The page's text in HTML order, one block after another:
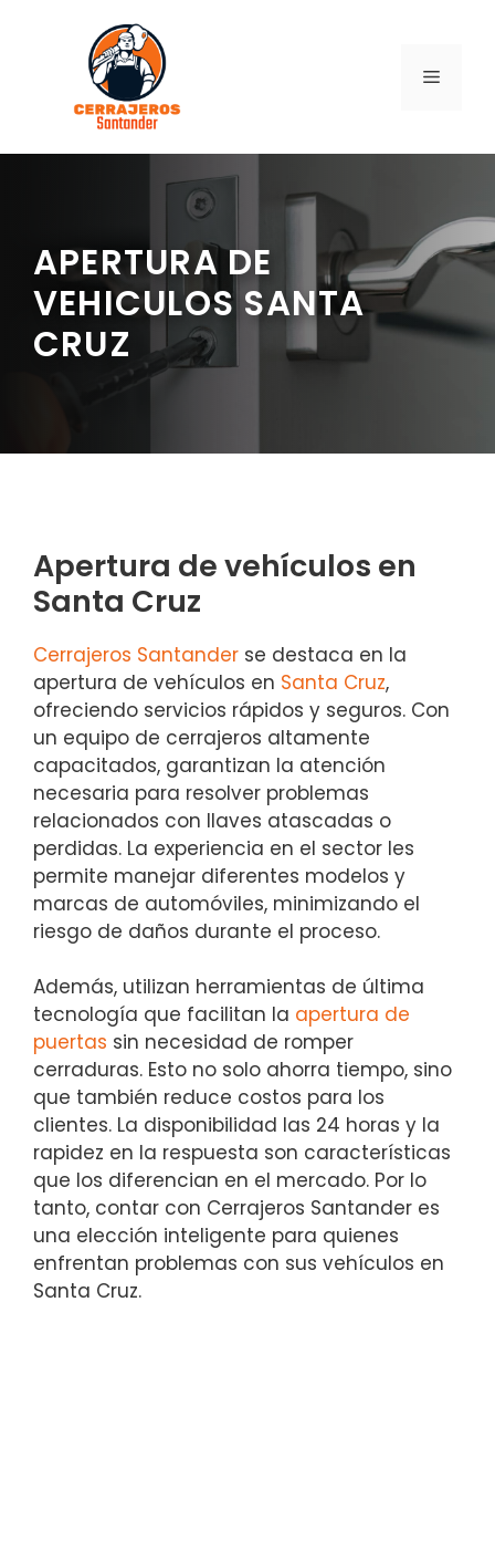
contenido
MENÚ
APERTURA DE
VEHICULOS SANTA
CRUZ
Apertura de vehículos en
Santa Cruz
Cerrajeros Santander se destaca en la
apertura de vehículos en Santa Cruz,
ofreciendo servicios rápidos y seguros. Con
un equipo de cerrajeros altamente
capacitados, garantizan la atención
necesaria para resolver problemas
relacionados con llaves atascadas o
perdidas. La experiencia en el sector les
permite manejar diferentes modelos y
marcas de automóviles, minimizando el
riesgo de daños durante el proceso.
Además, utilizan herramientas de última
tecnología que facilitan la apertura de
puertas sin necesidad de romper
cerraduras. Esto no solo ahorra tiempo, sino
que también reduce costos para los
clientes. La disponibilidad las 24 horas y la
rapidez en la respuesta son características
que los diferencian en el mercado. Por lo
tanto, contar con Cerrajeros Santander es
una elección inteligente para quienes
enfrentan problemas con sus vehículos en
Santa Cruz.